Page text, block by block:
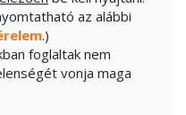
az alábbi
.)
foglaltak nem
vonja maga